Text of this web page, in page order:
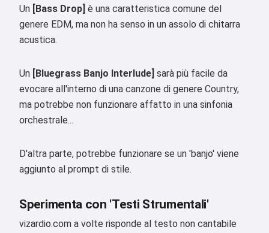
Un [Bass Drop] è una caratteristica comune del
genere EDM, ma non ha senso in un assolo di chitarra
acustica.
Un [Bluegrass Banjo Interlude] sarà più facile da
evocare all'interno di una canzone di genere Country,
ma potrebbe non funzionare affatto in una sinfonia
orchestrale...
D'altra parte, potrebbe funzionare se un 'banjo' viene
aggiunto al prompt di stile.
Sperimenta con 'Testi Strumentali'
vizardio.com a volte risponde al testo non cantabile